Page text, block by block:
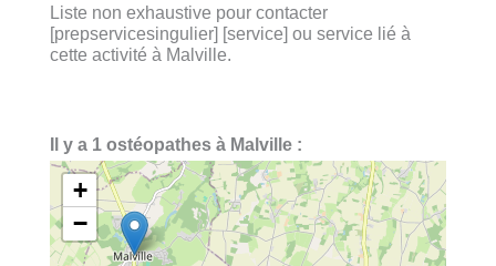
Liste non exhaustive pour contacter
[prepservicesingulier] [service] ou service lié à
cette activité à Malville.
Il y a 1 ostéopathes à Malville :
+
−